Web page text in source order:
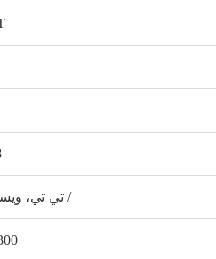
/ تي تي،
300 قطعة/